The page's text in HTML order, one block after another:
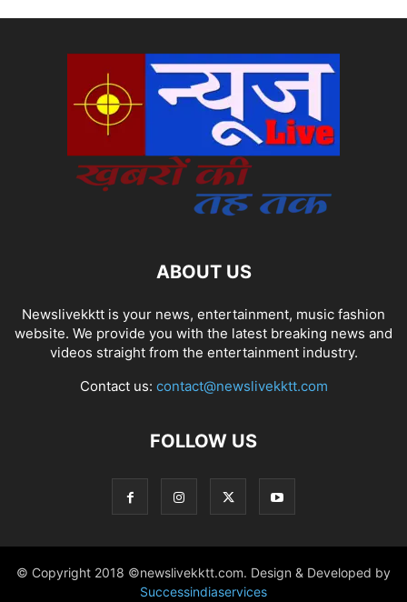
ABOUT US
Newslivekktt is your news, entertainment, music fashion
website. We provide you with the latest breaking news and
videos straight from the entertainment industry.
Contact us: contact@newslivekktt.com
FOLLOW US
© Copyright 2018 ©newslivekktt.com. Design & Developed by
Successindiaservices